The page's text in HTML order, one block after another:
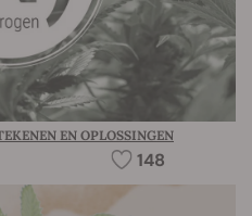
EN OPLOSSINGEN
148